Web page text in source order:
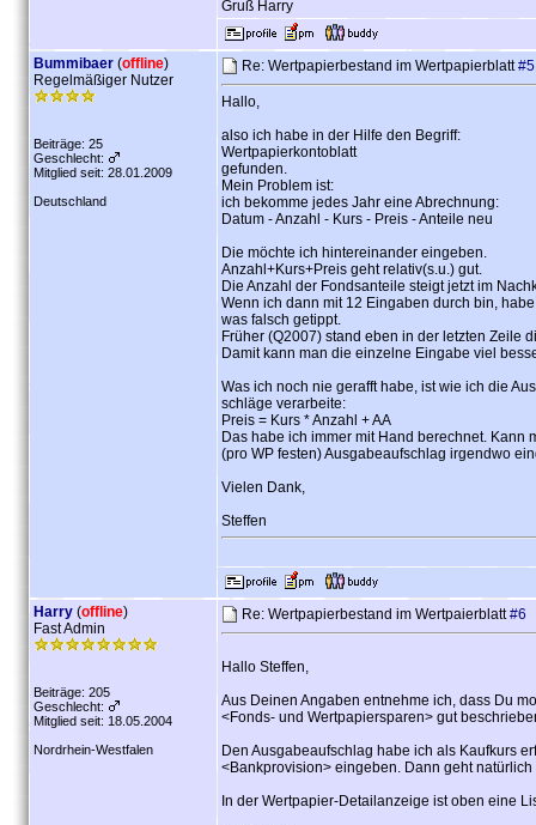
Gruß Harry
Bummibaer (offline)
Regelmäßiger Nutzer
Beiträge: 25
Geschlecht:
Mitglied seit: 28.01.2009
Deutschland
Re: Wertpapierbestand im Wertpapierblatt#5
Hallo,
also ich habe in der Hilfe den Begriff:
Wertpapierkontoblatt
gefunden.
Mein Problem ist:
ich bekomme jedes Jahr eine Abrechnung:
Datum - Anzahl - Kurs - Preis - Anteile neu
Die möchte ich hintereinander eingeben.
Anzahl+Kurs+Preis geht relativ(s.u.) gut.
Die Anzahl der Fondsanteile steigt jetzt im
Wenn ich dann mit 12 Eingaben durch bin,
was falsch getippt.
Früher (Q2007) stand eben in der letzten Zeile
Damit kann man die einzelne Eingabe viel
Was ich noch nie gerafft habe, ist wie ich die
schläge verarbeite:
Preis = Kurs * Anzahl + AA
Das habe ich immer mit Hand berechnet. Kann
(pro WP festen) Ausgabeaufschlag irgendwo
Vielen Dank,
Steffen
Harry (offline)
Fast Admin
Beiträge: 205
Geschlecht:
Mitglied seit: 18.05.2004
Nordrhein-Westfalen
Re: Wertpapierbestand im Wertpaierblatt#6
Hallo Steffen,
Aus Deinen Angaben entnehme ich, dass Du
<Fonds- und Wertpapiersparen> gut
Den Ausgabeaufschlag habe ich als Kaufkurs
<Bankprovision> eingeben. Dann geht
In der Wertpapier-Detailanzeige ist oben eine